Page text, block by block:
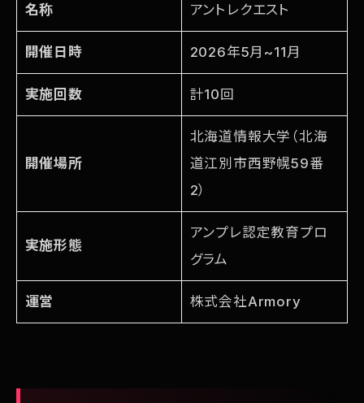
名称 アントレクエスト
開催日時 2026年5月~11月
実施回数 計10回
開催場所
北海道情報大学（北海
道江別市西野幌59番
2）
実施形態
アンプレ認定教育プロ
グラム
運営 株式会社Armory